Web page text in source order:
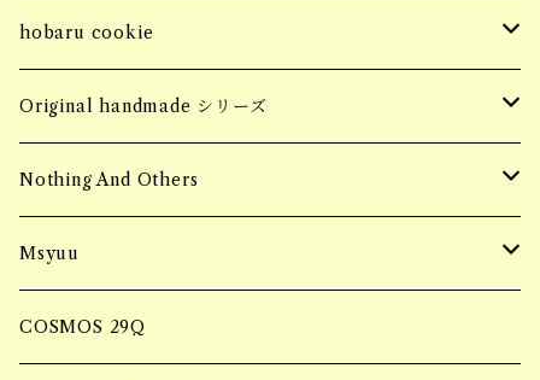
MINI HAIR CLAW 小さいヘアクロー
Barrette バレッタ
ornament オーナメント
bracelet
bottoms
Fragrance Pouch
socks
soy meat gift pack
ブロックタイプ
フィレタイプ
Sサイズ
Mサイズ
コッドシートTRAY
MASK CODE
パーソナルエフェクトBAG
マルシェBAG
ブランケット巾着BAG
soy meat gift pack
ブロックタイプ
フィレタイプ
seasonning sauce
HERB & SPICE
hobaru cookie
hobaru アソート
マンゴーグラノーラ
Original handmade シリーズ
Handmade pierce
Nothing And Others
Accessory
Bangle
Msyuu
ring
COSMOS 29Q